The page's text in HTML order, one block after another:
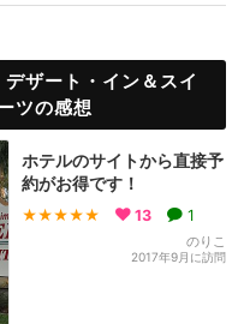
ザート・イン＆スイ
ツの感想
ホテルのサイトから直接予
約がお得です！
★★★★★ 13 1
のりこ
2017年9月に訪問